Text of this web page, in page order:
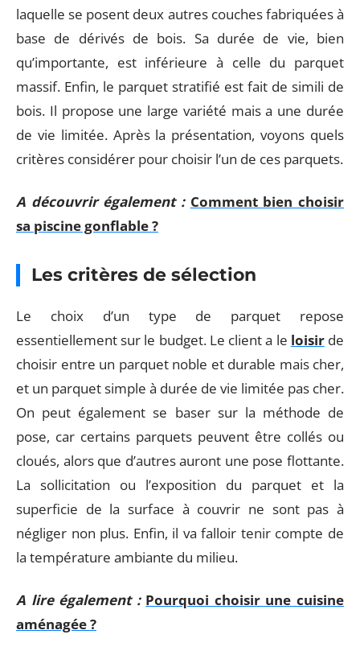
laquelle se posent deux autres couches fabriquées à
base de dérivés de bois. Sa durée de vie, bien
qu’importante, est inférieure à celle du parquet
massif. Enfin, le parquet stratifié est fait de simili de
bois. Il propose une large variété mais a une durée
de vie limitée. Après la présentation, voyons quels
critères considérer pour choisir l’un de ces parquets.
A découvrir également : Comment bien choisir
sa piscine gonflable ?
Les critères de sélection
Le choix d’un type de parquet repose
essentiellement sur le budget. Le client a le loisirde
choisir entre un parquet noble et durable mais cher,
et un parquet simple à durée de vie limitée pas cher.
On peut également se baser sur la méthode de
pose, car certains parquets peuvent être collés ou
cloués, alors que d’autres auront une pose flottante.
La sollicitation ou l’exposition du parquet et la
superficie de la surface à couvrir ne sont pas à
négliger non plus. Enfin, il va falloir tenir compte de
la température ambiante du milieu.
A lire également : Pourquoi choisir une cuisine
aménagée ?